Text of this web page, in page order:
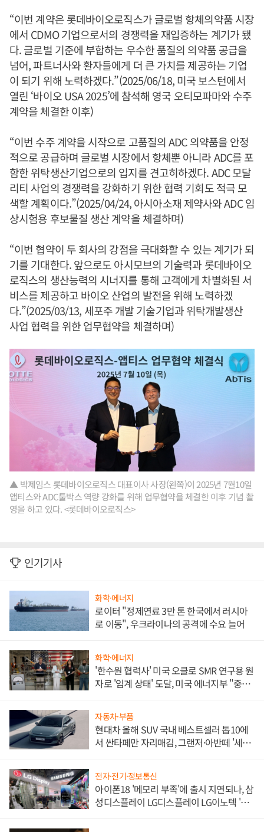
“이번 계약은 롯데바이오로직스가 글로벌 항체의약품 시장
에서 CDMO 기업으로서의 경쟁력을 재입증하는 계기가 됐
다. 글로벌 기준에 부합하는 우수한 품질의 의약품 공급을
넘어, 파트너사와 환자들에게 더 큰 가치를 제공하는 기업
이 되기 위해 노력하겠다.”(2025/06/18, 미국 보스턴에서
열린 ‘바이오 USA 2025’에 참석해 영국 오티모파마와 수주
계약을 체결한 이후)
“이번 수주 계약을 시작으로 고품질의 ADC 의약품을 안정
적으로 공급하며 글로벌 시장에서 항체뿐 아니라 ADC를 포
함한 위탁생산기업으로의 입지를 견고히하겠다. ADC 모달
리티 사업의 경쟁력을 강화하기 위한 협력 기회도 적극 모
색할 계획이다.”(2025/04/24, 아시아소재 제약사와 ADC 임
상시험용 후보물질 생산 계약을 체결하며)
“이번 협약이 두 회사의 강점을 극대화할 수 있는 계기가 되
기를 기대한다. 앞으로도 아시모브의 기술력과 롯데바이오
로직스의 생산능력의 시너지를 통해 고객에게 차별화된 서
비스를 제공하고 바이오 산업의 발전을 위해 노력하겠
다.”(2025/03/13, 세포주 개발 기술기업과 위탁개발생산
사업 협력을 위한 업무협약을 체결하며)
▲ 박제임스 롯데바이오로직스 대표이사 사장(왼쪽)이 2025년 7월10일
앱티스와 ADC툴박스 역량 강화를 위해 업무협약을 체결한 이후 기념 촬
영을 하고 있다. <롯데바이오로직스>
인기기사
화학·에너지
로이터 "정제연료 3만 톤 한국에서 러시아
로 이동", 우크라이나의 공격에 수요 늘어
화학·에너지
'한수원 협력사' 미국 오클로 SMR 연구용 원
자로 '임계 상태' 도달, 미국 에너지부 "중요
자동차·부품
현대차 올해 SUV 국내 베스트셀러 톱10에
서 싼타페만 자리매김, 그랜저·아반떼 '세단
전자·전기·정보통신
아이폰18 '메모리 부족'에 출시 지연되나, 삼
성디스플레이 LG디스플레이 LG이노텍 '탈